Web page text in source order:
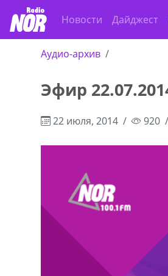
Новости Дайджест
Аудио-архив
Эфир
22 июля, 2014 920